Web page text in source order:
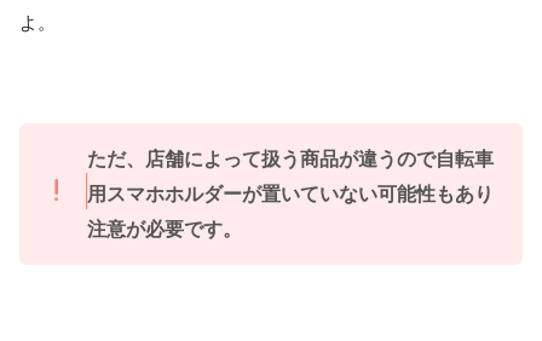
よ。
ただ、店舗によって扱う商品が違うので自転車
用スマホホルダーが置いていない可能性もあり
注意が必要です。